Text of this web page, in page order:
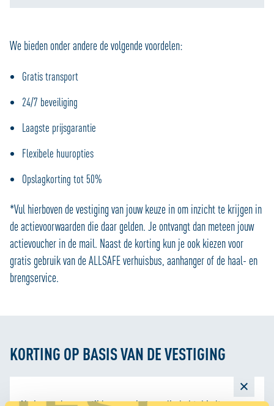
We bieden onder andere de volgende voordelen:
Gratis transport
24/7 beveiliging
Laagste prijsgarantie
Flexibele huuropties
Opslagkorting tot 50%
*Vul hierboven de vestiging van jouw keuze in om inzicht te krijgen in
de actievoorwaarden die daar gelden. Je ontvangt dan meteen jouw
actievoucher in de mail. Naast de korting kun je ook kiezen voor
gratis gebruik van de ALLSAFE verhuisbus, aanhanger of de haal- en
brengservice.
KORTING OP BASIS VAN DE VESTIGING